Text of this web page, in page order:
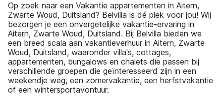
Op zoek naar een Vakantie appartementen in Aitern,
Zwarte Woud, Duitsland? Belvilla is dé plek voor jou! Wij
bezorgen je een onvergetelijke vakantie-ervaring in
Aitern, Zwarte Woud, Duitsland. Bij Belvilla bieden we
een breed scala aan vakantieverhuur in Aitern, Zwarte
Woud, Duitsland, waaronder villa's, cottages,
appartementen, bungalows en chalets die passen bij
verschillende groepen die geïnteresseerd zijn in een
weekendje weg, een zomervakantie, een herfstvakantie
of een wintersportavontuur.